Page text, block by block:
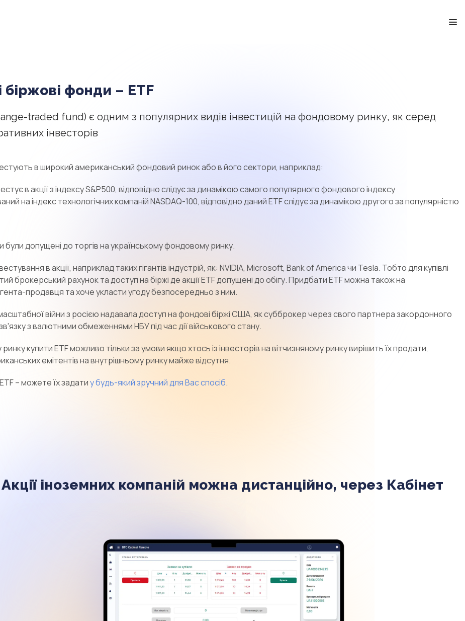
біржові фонди – ETF
traded fund) є одним з популярних видів інвестицій на фондовому ринку, як серед
інвесторів
в широкий американський фондовий ринок або в його сектори, наприклад:
в акції з індексу S&P500, відповідно слідує за динамікою самого популярного фондового індексу
на індекс технологічних компаній NASDAQ-100, відповідно даний ETF слідує за динамікою другого за популярністю
допущені до торгів на українському фондовому ринку.
в акції, наприклад таких гігантів індустрій, як: NVIDIA, Microsoft, Bank of America чи Tesla. Тобто для купівлі
брокерський рахунок та доступ на біржі де акції ETF допущені до обігу. Придбати ETF можна також на
продавця та хоче укласти угоду безпосередньо з ним.
війни з росією надавала доступ на фондові біржі США, як субброкер через свого партнера закордонного
з валютними обмеженнями НБУ під час дії військового стану.
купити ETF можливо тільки за умови якщо хтось із інвесторів на вітчизняному ринку вирішить їх продати,
емітентів на внутрішньому ринку майже відсутня.
– можете їх задатиу будь-який зручний для Вас спосіб.
іноземних компаній можна дистанційно, через Кабінет